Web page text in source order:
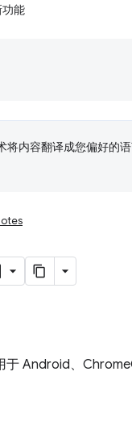
能
将内容翻译成您偏好的
于 Android、